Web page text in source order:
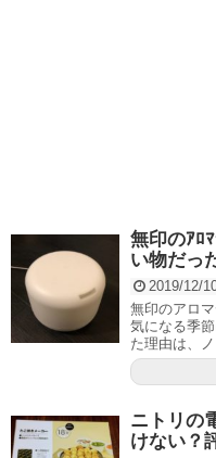
無印のｱﾛ
い物だっ
2019/12/
無印のアロ
気になる季
た理由は、
ニトリの
けない？